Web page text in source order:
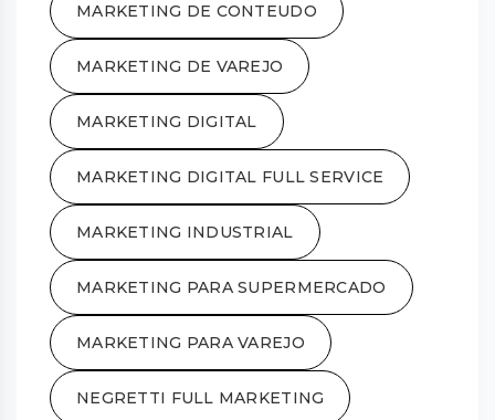
MARKETING DE CONTEUDO
MARKETING DE VAREJO
MARKETING DIGITAL
MARKETING DIGITAL FULL SERVICE
MARKETING INDUSTRIAL
MARKETING PARA SUPERMERCADO
MARKETING PARA VAREJO
NEGRETTI FULL MARKETING